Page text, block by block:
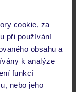
cookie, za
při používání
obsahu a
k analýze
funkcí
nebo jeho